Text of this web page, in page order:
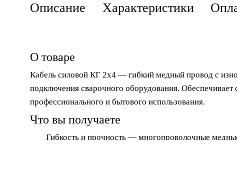
Описание Характеристики
О товаре
Кабель силовой КГ 2х4 — гибкий медный провод с
подключения сварочного оборудования.
профессионального и бытового использования.
Что вы получаете
Гибкость и прочность — многопроволочные